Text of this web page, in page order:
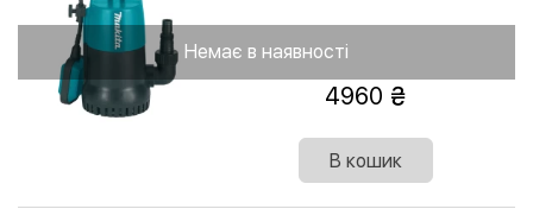
Немає в наявності
4960
В кошик